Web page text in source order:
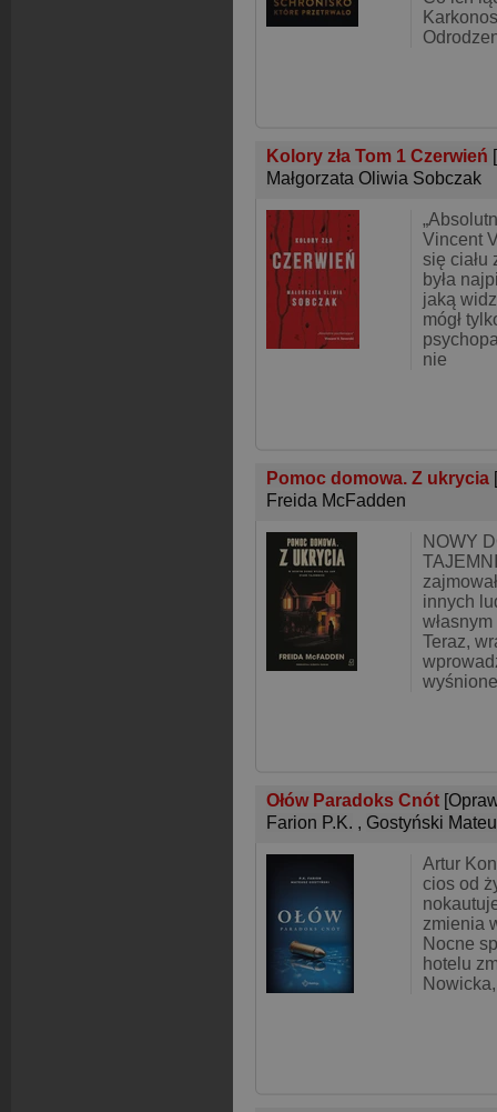
Kolory zła Tom 1 Czerwień
Małgorzata Oliwia Sobczak
Vincent
się ciału
była
jaką
mógł
nie
Pomoc domowa. Z ukrycia
Freida McFadden
NOWY
innych
Teraz,
Ołów Paradoks Cnót
Farion P.K. , Gostyński
Artur
cios od
zmienia
Nocne
hotelu